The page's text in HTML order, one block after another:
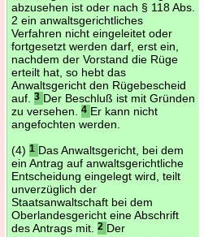
abzusehen ist oder nach § 118 Abs.
2 ein anwaltsgerichtliches
Verfahren nicht eingeleitet oder
fortgesetzt werden darf, erst ein,
nachdem der Vorstand die Rüge
erteilt hat, so hebt das
Anwaltsgericht den Rügebescheid
auf.
3 Der Beschluß ist mit Gründen
zu versehen.
4 Er kann nicht
angefochten werden.
(4) 1 Das Anwaltsgericht, bei dem
ein Antrag auf anwaltsgerichtliche
Entscheidung eingelegt wird, teilt
unverzüglich der
Staatsanwaltschaft bei dem
Oberlandesgericht eine Abschrift
des Antrags mit.
2 Der